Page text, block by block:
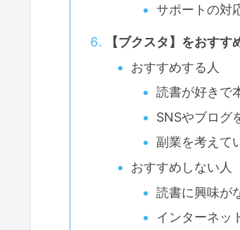
サポートの対
【ブクスタ】をおすす
おすすめする人
読書が好きで
SNSやブログ
副業を考えて
おすすめしない人
読書に興味が
インターネッ